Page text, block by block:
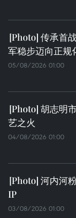
传承首
军稳步迈向正规
05/08/2026 01:00
胡志明
艺之火
04/08/2026 01:00
河内河
IP
03/08/2026 01:00